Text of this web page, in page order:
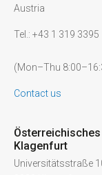
Austria
Tel.: +43 1 319 3395
(Mon–Thu
Contact us
Klagenfurt
Universitätsstraße